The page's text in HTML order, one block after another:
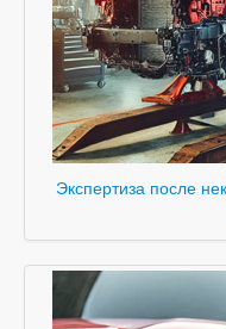
Экспертиза после